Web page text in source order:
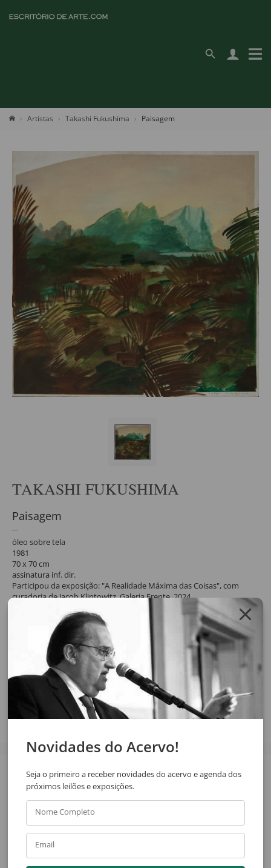
Artistas Takashi Fukushima Paisagem
TAKASHI FUKUSHIMA
Paisagem
óleo sobre tela
1981
70 x 70 cm
assinatura inf. dir.
Participou da exposição: "A Realidade Máxima das Coisas", com
curadoria de Jacob Klintowitz, Galeria Frente, 2024.
Solicite o orçamento da obra clicando no botão abaixo, após
confirmar o pedido de solicitação a resposta será enviada por email.
SOLICITAR ORÇAMENTO SOLICITAR VIA WHATSAPP
Compartilhar
Veja também
Novidades do Acervo!
Seja o primeiro a receber novidades do acervo e agenda dos
próximos leilões e exposições.
Nome Completo
Email